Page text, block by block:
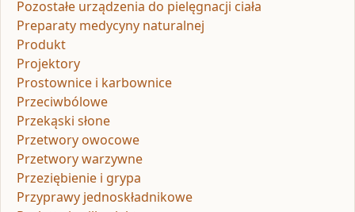
Pozostałe urządzenia do pielęgnacji ciała
Preparaty medycyny naturalnej
Produkt
Projektory
Prostownice i karbownice
Przeciwbólowe
Przekąski słone
Przetwory owocowe
Przetwory warzywne
Przeziębienie i grypa
Przyprawy jednoskładnikowe